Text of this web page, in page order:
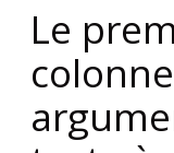
Le
colonne